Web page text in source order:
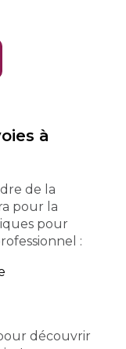
à
de la
pour la
pour
:
découvrir